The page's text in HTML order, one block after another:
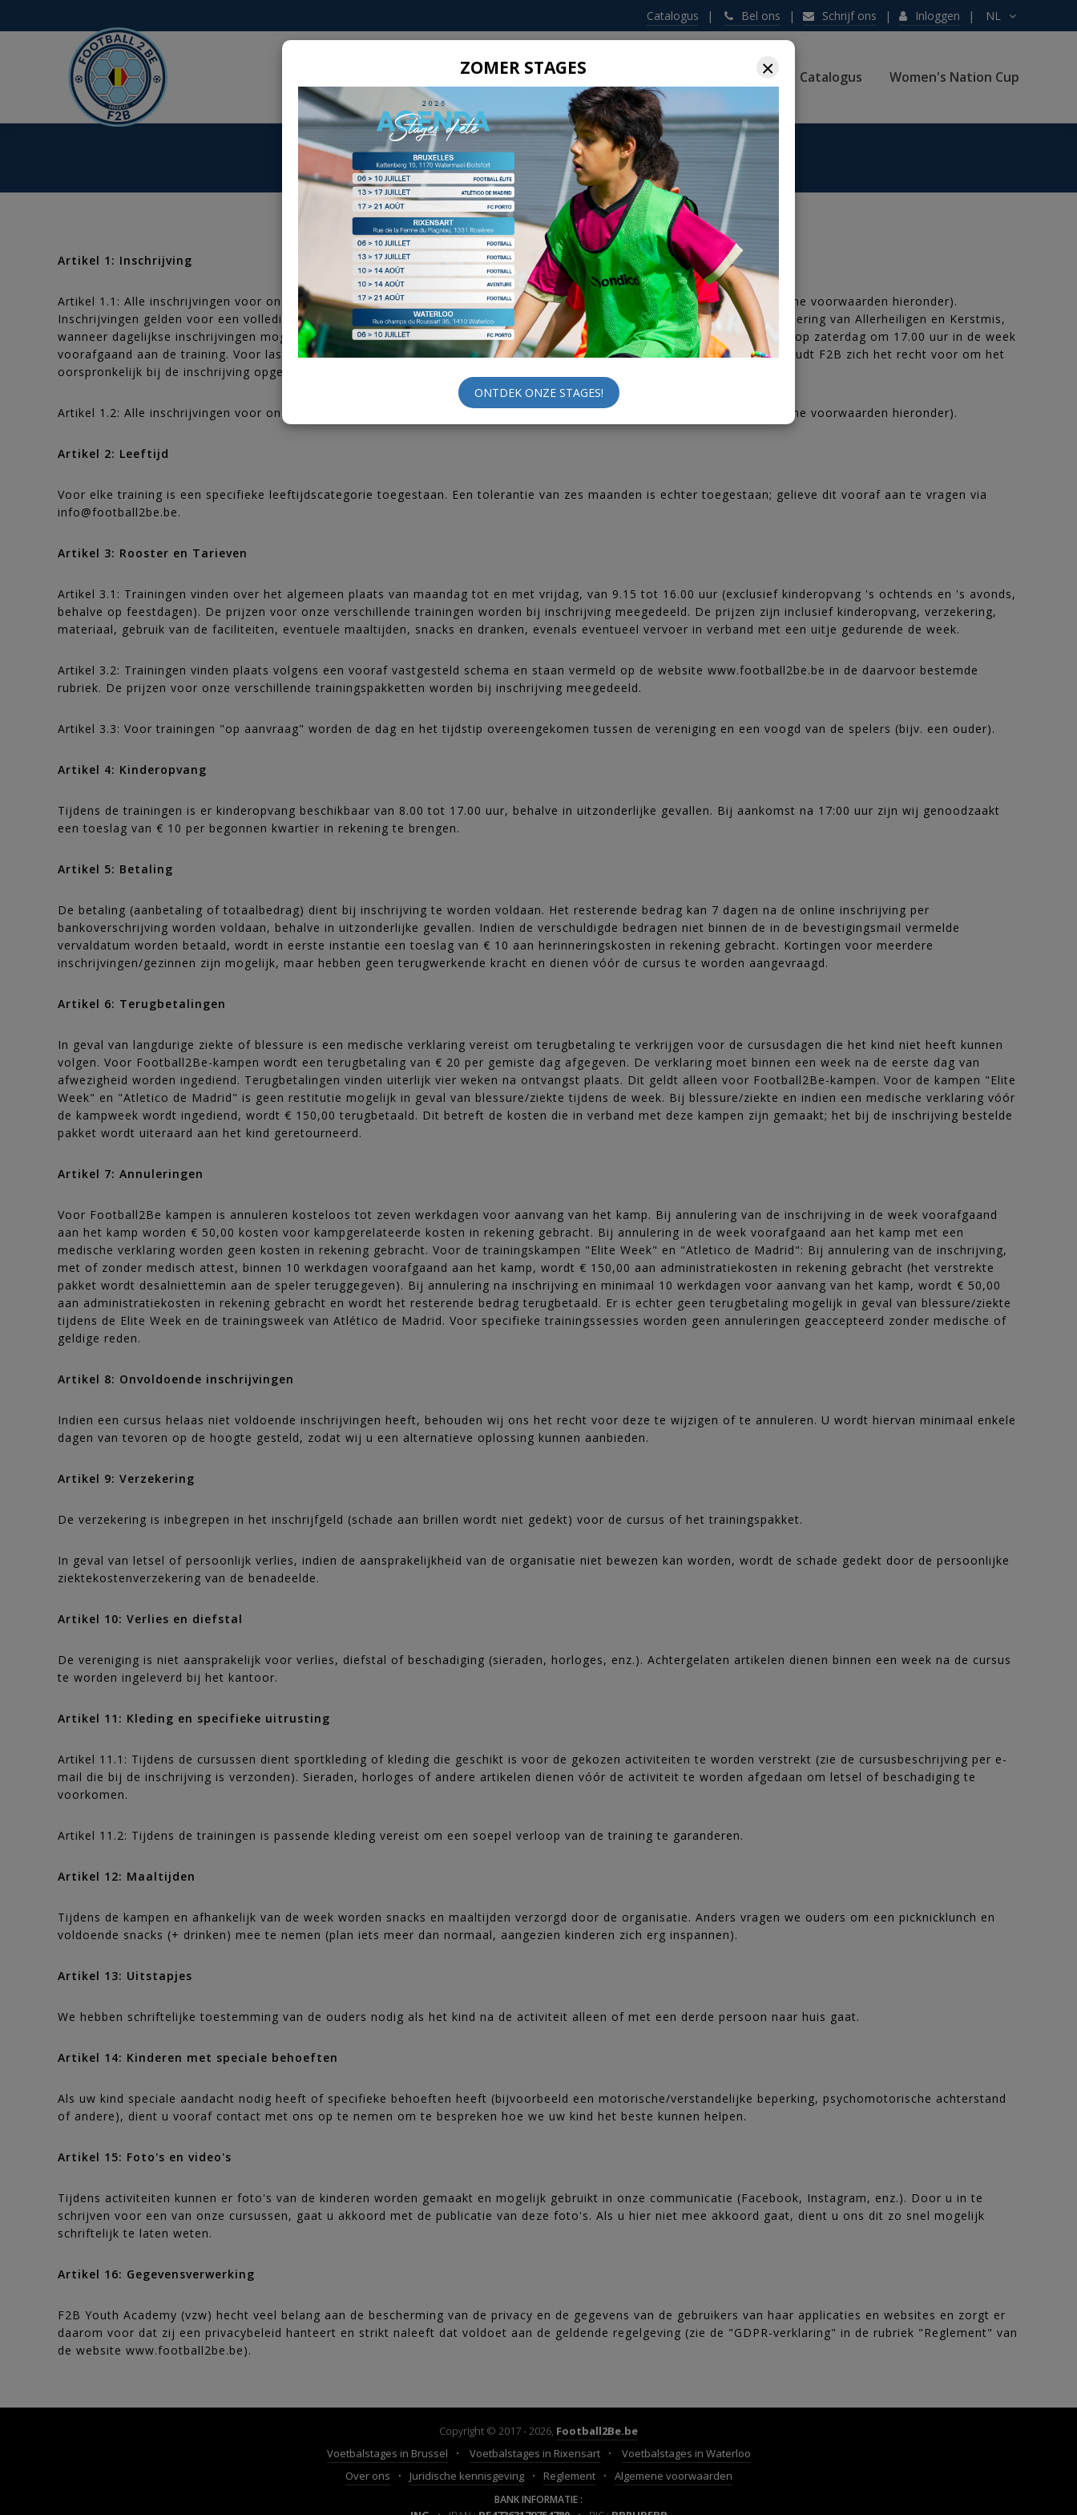
Catalogus Bel ons Schrijf ons Inloggen NL
Home Stages Verjaardag Catalogus Women's Nation Cup
Algemene voorwaarden
Algemene voorwaarden
Artikel 1: Inschrijving
Artikel 1.1: Alle inschrijvingen voor onze trainingen dienen te gebeuren via onze website www.football2be.be (zie de algemene voorwaarden hieronder).
Inschrijvingen gelden voor een volledige week, behalve in uitzonderlijke omstandigheden of tijdens feestdagen (met uitzondering van Allerheiligen en Kerstmis,
wanneer dagelijkse inschrijvingen mogelijk zijn). Om de trainingsweek optimaal te organiseren, sluiten we de inschrijvingen op zaterdag om 17.00 uur in de week
voorafgaand aan de training. Voor last-minute inschrijvingen, die starten op de maandag voorafgaand aan de training, behoudt F2B zich het recht voor om het
oorspronkelijk bij de inschrijving opgegeven pakket of geschenk niet te verstrekken.
Artikel 1.2: Alle inschrijvingen voor onze trainingen dienen te gebeuren via onze website www.football2be.be (zie de algemene voorwaarden hieronder).
Artikel 2: Leeftijd
Voor elke training is een specifieke leeftijdscategorie toegestaan. Een tolerantie van zes maanden is echter toegestaan; gelieve dit vooraf aan te vragen via
info@football2be.be.
Artikel 3: Rooster en Tarieven
Artikel 3.1: Trainingen vinden over het algemeen plaats van maandag tot en met vrijdag, van 9.15 tot 16.00 uur (exclusief kinderopvang 's ochtends en 's avonds,
behalve op feestdagen). De prijzen voor onze verschillende trainingen worden bij inschrijving meegedeeld. De prijzen zijn inclusief kinderopvang, verzekering,
materiaal, gebruik van de faciliteiten, eventuele maaltijden, snacks en dranken, evenals eventueel vervoer in verband met een uitje gedurende de week.
Artikel 3.2: Trainingen vinden plaats volgens een vooraf vastgesteld schema en staan vermeld op de website www.football2be.be in de daarvoor bestemde
rubriek. De prijzen voor onze verschillende trainingspakketten worden bij inschrijving meegedeeld.
Artikel 3.3: Voor trainingen "op aanvraag" worden de dag en het tijdstip overeengekomen tussen de vereniging en een voogd van de spelers (bijv. een ouder).
Artikel 4: Kinderopvang
Tijdens de trainingen is er kinderopvang beschikbaar van 8.00 tot 17.00 uur, behalve in uitzonderlijke gevallen. Bij aankomst na 17:00 uur zijn wij genoodzaakt
een toeslag van € 10 per begonnen kwartier in rekening te brengen.
Artikel 5: Betaling
De betaling (aanbetaling of totaalbedrag) dient bij inschrijving te worden voldaan. Het resterende bedrag kan 7 dagen na de online inschrijving per
bankoverschrijving worden voldaan, behalve in uitzonderlijke gevallen. Indien de verschuldigde bedragen niet binnen de in de bevestigingsmail vermelde
vervaldatum worden betaald, wordt in eerste instantie een toeslag van € 10 aan herinneringskosten in rekening gebracht. Kortingen voor meerdere
inschrijvingen/gezinnen zijn mogelijk, maar hebben geen terugwerkende kracht en dienen vóór de cursus te worden aangevraagd.
Artikel 6: Terugbetalingen
In geval van langdurige ziekte of blessure is een medische verklaring vereist om terugbetaling te verkrijgen voor de cursusdagen die het kind niet heeft kunnen
volgen. Voor Football2Be-kampen wordt een terugbetaling van € 20 per gemiste dag afgegeven. De verklaring moet binnen een week na de eerste dag van
afwezigheid worden ingediend. Terugbetalingen vinden uiterlijk vier weken na ontvangst plaats. Dit geldt alleen voor Football2Be-kampen. Voor de kampen "Elite
Week" en "Atletico de Madrid" is geen restitutie mogelijk in geval van blessure/ziekte tijdens de week. Bij blessure/ziekte en indien een medische verklaring vóór
de kampweek wordt ingediend, wordt € 150,00 terugbetaald. Dit betreft de kosten die in verband met deze kampen zijn gemaakt; het bij de inschrijving bestelde
pakket wordt uiteraard aan het kind geretourneerd.
Artikel 7: Annuleringen
Voor Football2Be kampen is annuleren kosteloos tot zeven werkdagen voor aanvang van het kamp. Bij annulering van de inschrijving in de week voorafgaand
aan het kamp worden € 50,00 kosten voor kampgerelateerde kosten in rekening gebracht. Bij annulering in de week voorafgaand aan het kamp met een
medische verklaring worden geen kosten in rekening gebracht. Voor de trainingskampen "Elite Week" en "Atletico de Madrid": Bij annulering van de inschrijving,
met of zonder medisch attest, binnen 10 werkdagen voorafgaand aan het kamp, wordt € 150,00 aan administratiekosten in rekening gebracht (het verstrekte
pakket wordt desalniettemin aan de speler teruggegeven). Bij annulering na inschrijving en minimaal 10 werkdagen voor aanvang van het kamp, wordt € 50,00
aan administratiekosten in rekening gebracht en wordt het resterende bedrag terugbetaald. Er is echter geen terugbetaling mogelijk in geval van blessure/ziekte
tijdens de Elite Week en de trainingsweek van Atlético de Madrid. Voor specifieke trainingssessies worden geen annuleringen geaccepteerd zonder medische of
geldige reden.
Artikel 8: Onvoldoende inschrijvingen
Indien een cursus helaas niet voldoende inschrijvingen heeft, behouden wij ons het recht voor deze te wijzigen of te annuleren. U wordt hiervan minimaal enkele
dagen van tevoren op de hoogte gesteld, zodat wij u een alternatieve oplossing kunnen aanbieden.
Artikel 9: Verzekering
De verzekering is inbegrepen in het inschrijfgeld (schade aan brillen wordt niet gedekt) voor de cursus of het trainingspakket.
In geval van letsel of persoonlijk verlies, indien de aansprakelijkheid van de organisatie niet bewezen kan worden, wordt de schade gedekt door de persoonlijke
ziektekostenverzekering van de benadeelde.
Artikel 10: Verlies en diefstal
De vereniging is niet aansprakelijk voor verlies, diefstal of beschadiging (sieraden, horloges, enz.). Achtergelaten artikelen dienen binnen een week na de cursus
te worden ingeleverd bij het kantoor.
Artikel 11: Kleding en specifieke uitrusting
Artikel 11.1: Tijdens de cursussen dient sportkleding of kleding die geschikt is voor de gekozen activiteiten te worden verstrekt (zie de cursusbeschrijving per e-
mail die bij de inschrijving is verzonden). Sieraden, horloges of andere artikelen dienen vóór de activiteit te worden afgedaan om letsel of beschadiging te
voorkomen.
Artikel 11.2: Tijdens de trainingen is passende kleding vereist om een soepel verloop van de training te garanderen.
Artikel 12: Maaltijden
Tijdens de kampen en afhankelijk van de week worden snacks en maaltijden verzorgd door de organisatie. Anders vragen we ouders om een picknicklunch en
voldoende snacks (+ drinken) mee te nemen (plan iets meer dan normaal, aangezien kinderen zich erg inspannen).
Artikel 13: Uitstapjes
We hebben schriftelijke toestemming van de ouders nodig als het kind na de activiteit alleen of met een derde persoon naar huis gaat.
Artikel 14: Kinderen met speciale behoeften
Als uw kind speciale aandacht nodig heeft of specifieke behoeften heeft (bijvoorbeeld een motorische/verstandelijke beperking, psychomotorische achterstand
of andere), dient u vooraf contact met ons op te nemen om te bespreken hoe we uw kind het beste kunnen helpen.
Artikel 15: Foto's en video's
Tijdens activiteiten kunnen er foto's van de kinderen worden gemaakt en mogelijk gebruikt in onze communicatie (Facebook, Instagram, enz.). Door u in te
schrijven voor een van onze cursussen, gaat u akkoord met de publicatie van deze foto's. Als u hier niet mee akkoord gaat, dient u ons dit zo snel mogelijk
schriftelijk te laten weten.
Artikel 16: Gegevensverwerking
F2B Youth Academy (vzw) hecht veel belang aan de bescherming van de privacy en de gegevens van de gebruikers van haar applicaties en websites en zorgt er
daarom voor dat zij een privacybeleid hanteert en strikt naleeft dat voldoet aan de geldende regelgeving (zie de "GDPR-verklaring" in de rubriek "Reglement" van
de website www.football2be.be).
Copyright © 2017 - 2026, Football2Be.be
Voetbalstages in Brussel
Voetbalstages in Rixensart
Voetbalstages in Waterloo
Over ons
Juridische kennisgeving Reglement Algemene voorwaarden
BANK INFORMATIE :
ZOMER STAGES ×
ONTDEK ONZE STAGES!